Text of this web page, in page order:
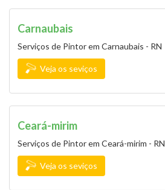
Carnaubais
Serviços de Pintor em Carnaubais - RN
Veja os seviços
Ceará-mirim
Serviços de Pintor em Ceará-mirim - RN
Veja os seviços